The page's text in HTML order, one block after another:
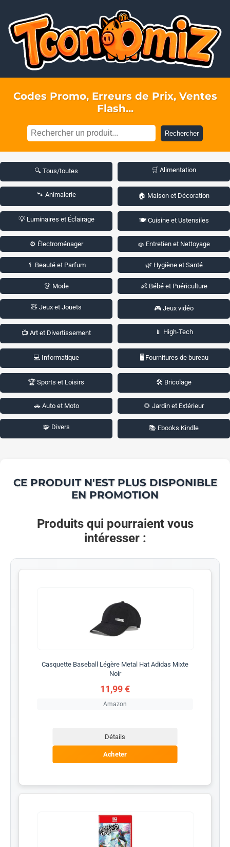
Codes Promo, Erreurs de Prix, Ventes
Flash...
Rechercher
🔍 Tous/toutes 🛒 Alimentation
🐾 Animalerie 🏠 Maison et Décoration
💡 Luminaires et Éclairage 🍽️ Cuisine et Ustensiles
⚙️ Électroménager 🧽 Entretien et Nettoyage
💄 Beauté et Parfum 🌿 Hygiène et Santé
👗 Mode 👶 Bébé et Puériculture
🧸 Jeux et Jouets 🎮 Jeux vidéo
📺 Art et Divertissement 📱 High-Tech
💻 Informatique 🖥️ Fournitures de bureau
🏆 Sports et Loisirs 🛠️ Bricolage
🚗 Auto et Moto 🌻 Jardin et Extérieur
🧩 Divers 📚 Ebooks Kindle
CE PRODUIT N'EST PLUS DISPONIBLE
EN PROMOTION
Produits qui pourraient vous
intéresser :
Casquette Baseball Légère Metal Hat Adidas Mixte
Noir
11,99 €
Amazon
Détails
Acheter